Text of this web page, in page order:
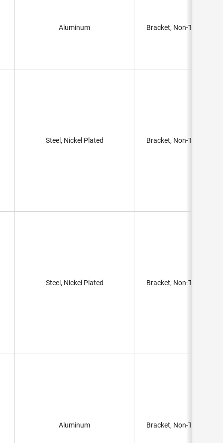
Aluminum Bracket, Non-Threaded
Steel, Nickel Plated Bracket, Non-Threaded
Steel, Nickel Plated Bracket, Non-Threaded
Aluminum Bracket, Non-Threaded